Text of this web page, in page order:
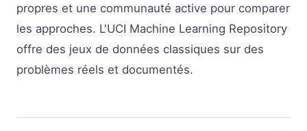
propres et une communauté active pour comparer
les approches. L'UCI Machine Learning Repository
offre des jeux de données classiques sur des
problèmes réels et documentés.